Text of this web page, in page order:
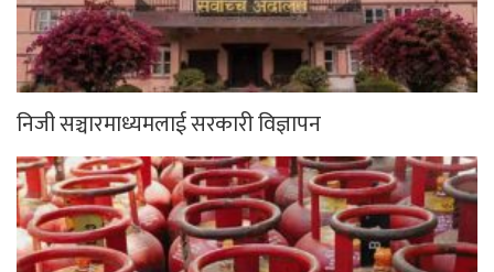
निजी सञ्चारमाध्यमलाई सरकारी विज्ञापन